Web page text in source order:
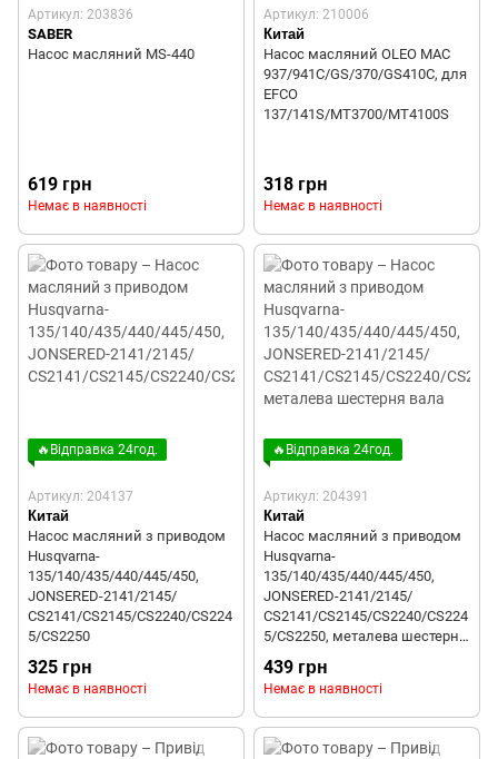
Артикул: 203836
SABER
Насос масляний MS-440
619 грн
Немає в наявності
Артикул: 210006
Китай
Насос масляний OLEO MAC
937/941C/GS/370/GS410C, для
EFCO
137/141S/MT3700/MT4100S
318 грн
Немає в наявності
🔥Відправка 24год.
Артикул: 204137
Китай
Насос масляний з приводом
Husqvarna-
135/140/435/440/445/450,
JONSERED-2141/2145/
СS2141/CS2145/CS2240/CS224
5/CS2250
325 грн
Немає в наявності
🔥Відправка 24год.
Артикул: 204391
Китай
Насос масляний з приводом
Husqvarna-
135/140/435/440/445/450,
JONSERED-2141/2145/
СS2141/CS2145/CS2240/CS224
5/CS2250, металева шестерня
вала
439 грн
Немає в наявності